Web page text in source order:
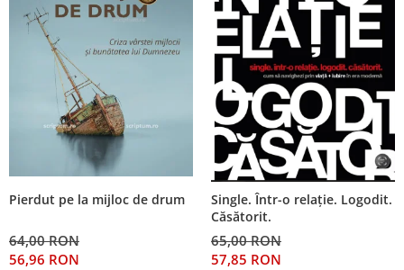
Pierdut pe la mijloc de drum
64,00 RON
56,96 RON
Single. Într-o relație. Logodit.
Căsătorit.
65,00 RON
57,85 RON